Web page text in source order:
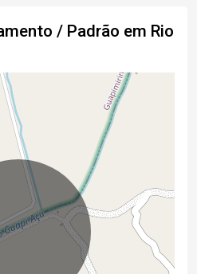
/ Padrão em Rio